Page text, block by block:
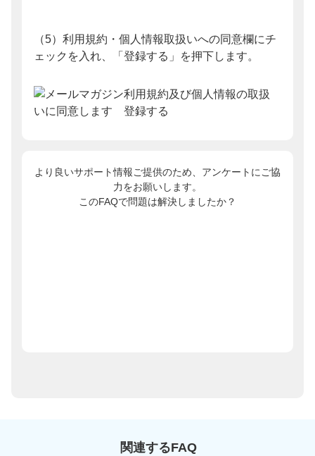
（5）利用規約・個人情報取扱いへの同意欄にチ
ェックを入れ、「登録する」を押下します。
より良いサポート情報ご提供のため、アンケートにご協
力をお願いします。
このFAQで問題は解決しましたか？
関連するFAQ